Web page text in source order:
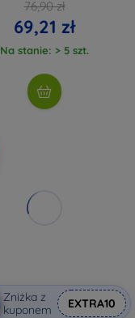
76,90 zł
69,21 zł
Na stanie: > 5 szt.
Zniżka z
kuponem
EXTRA10